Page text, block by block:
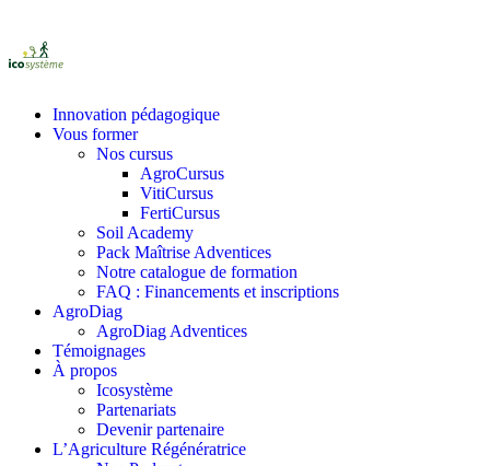
Innovation pédagogique
Vous former
Nos cursus
AgroCursus
VitiCursus
FertiCursus
Soil Academy
Pack Maîtrise Adventices
Notre catalogue de formation
FAQ : Financements et inscriptions
AgroDiag
AgroDiag Adventices
Témoignages
À propos
Icosystème
Partenariats
Devenir partenaire
L’Agriculture Régénératrice